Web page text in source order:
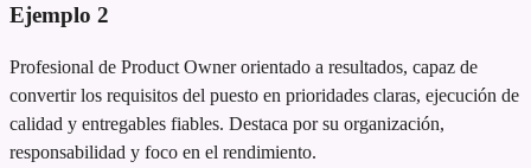
Ejemplo 2
Profesional de Product Owner orientado a resultados, capaz de
convertir los requisitos del puesto en prioridades claras, ejecución de
calidad y entregables fiables. Destaca por su organización,
responsabilidad y foco en el rendimiento.